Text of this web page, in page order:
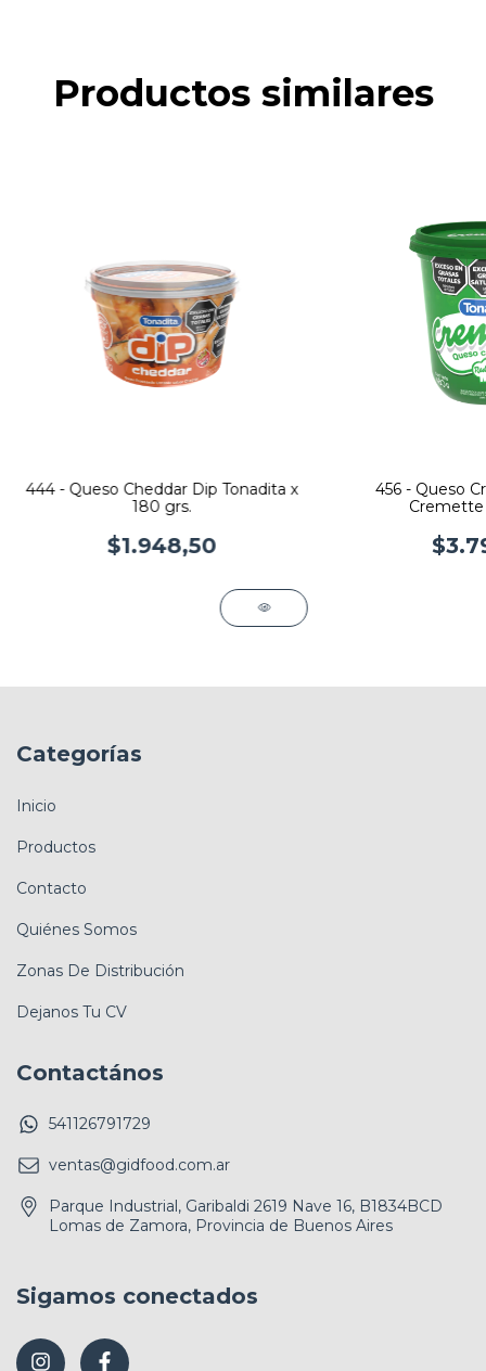
Productos similares
444 - Queso Cheddar Dip Tonadita x
180 grs.
$1.948,50
456 - Queso
Categorías
Inicio
Productos
Contacto
Quiénes Somos
Zonas De Distribución
Dejanos Tu CV
Contactános
541126791729
ventas@gidfood.com.ar
Parque Industrial, Garibaldi 2619 Nave 16, B1834BCD
Lomas de Zamora, Provincia de Buenos Aires
Sigamos conectados